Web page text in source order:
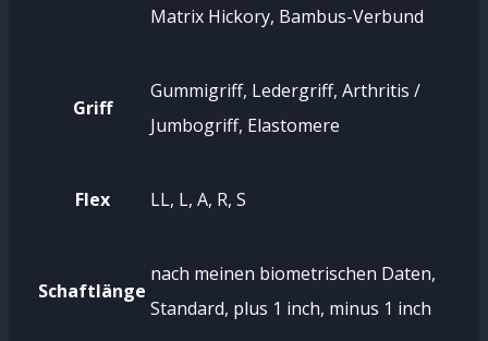
Matrix Hickory, Bambus-Verbund
Griff
Gummigriff, Ledergriff, Arthritis /
Jumbogriff, Elastomere
Flex LL, L, A, R, S
Schaftlänge
nach meinen biometrischen Daten,
Standard, plus 1 inch, minus 1 inch